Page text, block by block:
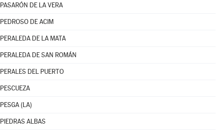
PASARÓN DE LA VERA
PEDROSO DE ACIM
PERALEDA DE LA MATA
PERALEDA DE SAN ROMÁN
PERALES DEL PUERTO
PESCUEZA
PESGA (LA)
PIEDRAS ALBAS